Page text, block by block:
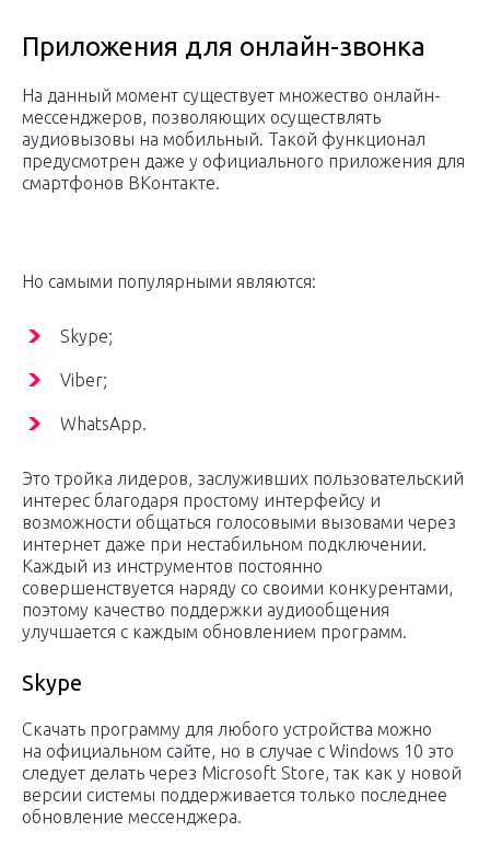
Приложения для онлайн-звонка
На данный момент существует множество онлайн-
мессенджеров, позволяющих осуществлять
аудиовызовы на мобильный. Такой функционал
предусмотрен даже у официального приложения для
смартфонов ВКонтакте.
Но самыми популярными являются:
Skype;
Viber;
WhatsApp.
Это тройка лидеров, заслуживших пользовательский
интерес благодаря простому интерфейсу и
возможности общаться голосовыми вызовами через
интернет даже при нестабильном подключении.
Каждый из инструментов постоянно
совершенствуется наряду со своими конкурентами,
поэтому качество поддержки аудиообщения
улучшается с каждым обновлением программ.
Skype
Скачать программу для любого устройства можно
на официальном сайте, но в случае с Windows 10 это
следует делать через Microsoft Store, так как у новой
версии системы поддерживается только последнее
обновление мессенджера.